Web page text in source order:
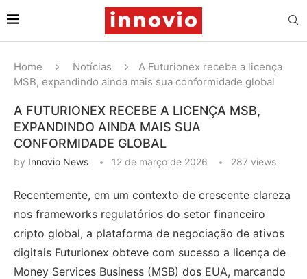
Home Notícias
A Futurionex recebe a licença
MSB, expandindo ainda mais sua conformidade global
A FUTURIONEX RECEBE A LICENÇA MSB,
EXPANDINDO AINDA MAIS SUA
CONFORMIDADE GLOBAL
by Innovio News 12 de março de 2026 287 views
Recentemente, em um contexto de crescente clareza
nos frameworks regulatórios do setor financeiro
cripto global, a plataforma de negociação de ativos
digitais Futurionex obteve com sucesso a licença de
Money Services Business (MSB) dos EUA, marcando